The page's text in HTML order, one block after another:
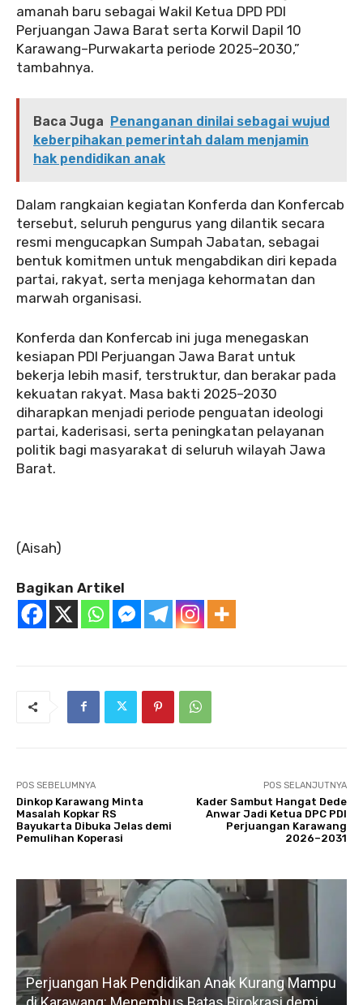
amanah baru sebagai Wakil Ketua DPD PDI
Perjuangan Jawa Barat serta Korwil Dapil 10
Karawang–Purwakarta periode 2025–2030,”
tambahnya.
Baca Juga Penanganan dinilai sebagai wujud
keberpihakan pemerintah dalam menjamin
hak pendidikan anak
Dalam rangkaian kegiatan Konferda dan Konfercab
tersebut, seluruh pengurus yang dilantik secara
resmi mengucapkan Sumpah Jabatan, sebagai
bentuk komitmen untuk mengabdikan diri kepada
partai, rakyat, serta menjaga kehormatan dan
marwah organisasi.
Konferda dan Konfercab ini juga menegaskan
kesiapan PDI Perjuangan Jawa Barat untuk
bekerja lebih masif, terstruktur, dan berakar pada
kekuatan rakyat. Masa bakti 2025–2030
diharapkan menjadi periode penguatan ideologi
partai, kaderisasi, serta peningkatan pelayanan
politik bagi masyarakat di seluruh wilayah Jawa
Barat.
(Aisah)
Bagikan Artikel
POS SEBELUMNYA
Dinkop Karawang Minta
Masalah Kopkar RS
Bayukarta Dibuka Jelas demi
Pemulihan Koperasi
POS SELANJUTNYA
Kader Sambut Hangat Dede
Anwar Jadi Ketua DPC PDI
Perjuangan Karawang
2026–2031
Perjuangan Hak Pendidikan Anak Kurang Mampu